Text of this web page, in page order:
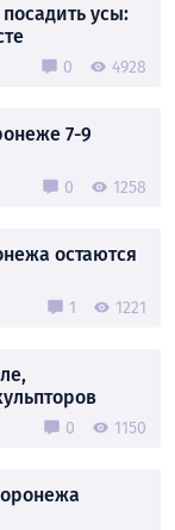
усы:
0 4928
7-9
0 1258
остаются
1 1221
0 1150